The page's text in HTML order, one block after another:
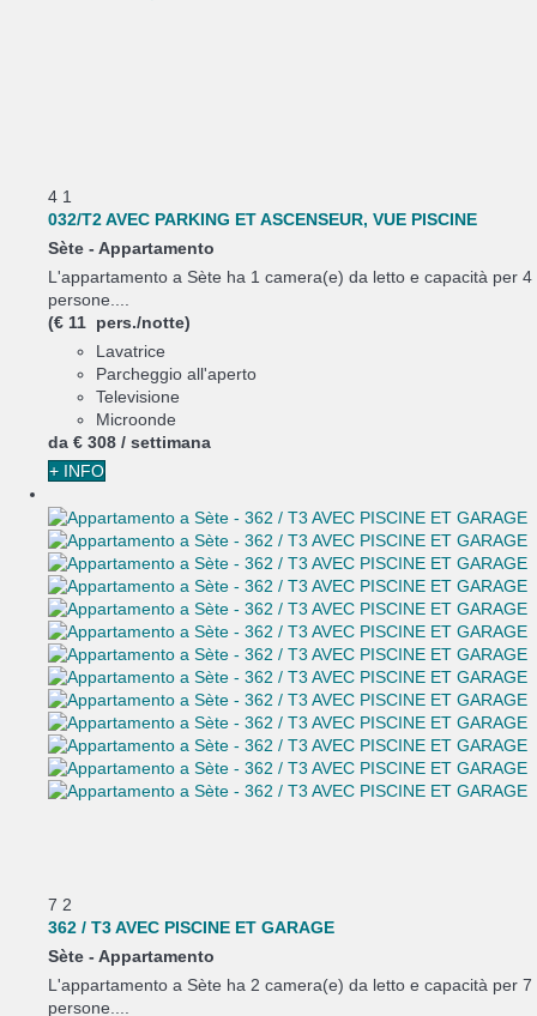
4 1
032/T2 AVEC PARKING ET ASCENSEUR, VUE PISCINE
Sète - Appartamento
L'appartamento a Sète ha 1 camera(e) da letto e capacità per 4
persone....
(€ 11 pers./notte)
Lavatrice
Parcheggio all'aperto
Televisione
Microonde
da € 308 / settimana
+ INFO
7 2
362 / T3 AVEC PISCINE ET GARAGE
Sète - Appartamento
L'appartamento a Sète ha 2 camera(e) da letto e capacità per 7
persone....